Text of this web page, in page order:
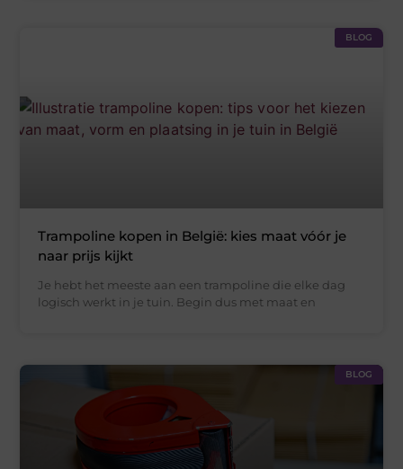
BLOG
Trampoline kopen in België: kies maat vóór je
naar prijs kijkt
Je hebt het meeste aan een trampoline die elke dag
logisch werkt in je tuin. Begin dus met maat en
BLOG